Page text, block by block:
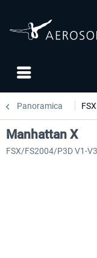
Panoramica
Manhattan X
FSX/FS2004/P3D V1-V3